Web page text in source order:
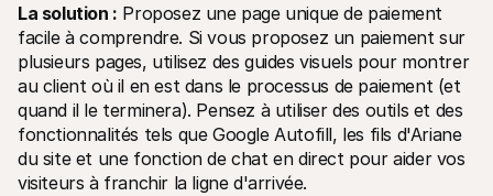
La solution : Proposez une page unique de paiement
facile à comprendre. Si vous proposez un paiement sur
plusieurs pages, utilisez des guides visuels pour montrer
au client où il en est dans le processus de paiement (et
quand il le terminera). Pensez à utiliser des outils et des
fonctionnalités tels que Google Autofill, les fils d'Ariane
du site et une fonction de chat en direct pour aider vos
visiteurs à franchir la ligne d'arrivée.